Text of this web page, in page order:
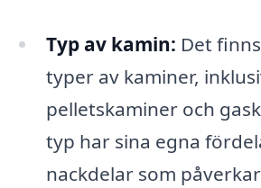
Typ av kamin: Det
typer av kaminer,
pelletskaminer och
typ har sina egna
nackdelar som